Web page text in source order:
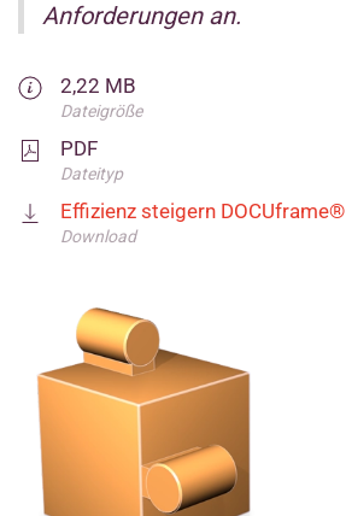
Anforderungen an.
2,22 MB
Dateigröße
PDF
Dateityp
Effizienz steigern DOCUframe®
Download